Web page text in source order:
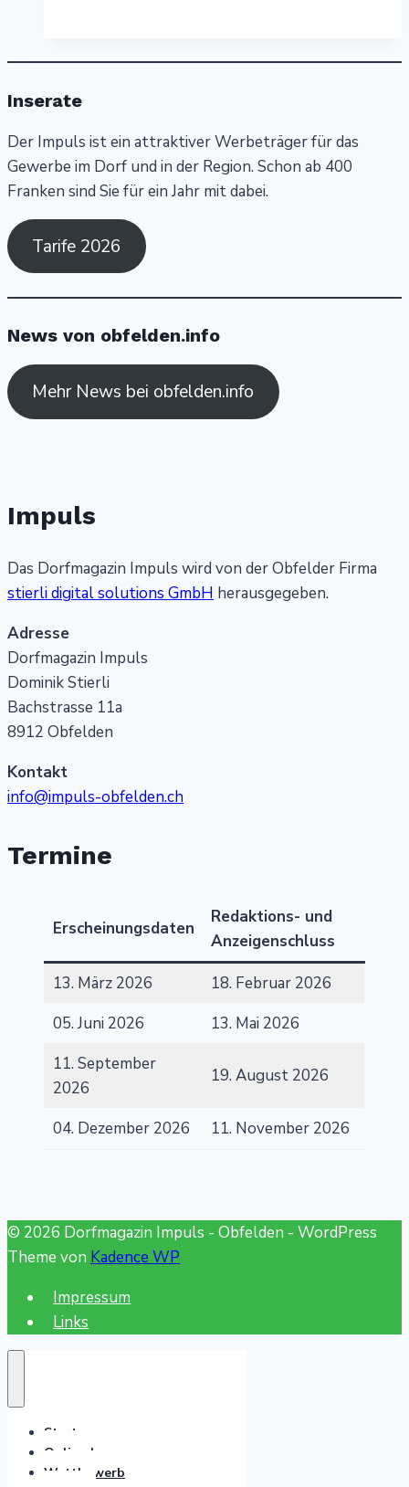
Inserate
Der Impuls ist ein attraktiver Werbeträger für das
Gewerbe im Dorf und in der Region. Schon ab 400
Franken sind Sie für ein Jahr mit dabei.
Tarife 2026
News von obfelden.info
Mehr News bei obfelden.info
Impuls
Das Dorfmagazin Impuls wird von der Obfelder Firma
stierli digital solutions GmbH herausgegeben.
Adresse
Dorfmagazin Impuls
Dominik Stierli
Bachstrasse 11a
8912 Obfelden
Kontakt
info@impuls-obfelden.ch
Termine
Erscheinungsdaten
Redaktions- und
Anzeigenschluss
13. März 2026
18. Februar 2026
05. Juni 2026
13. Mai 2026
11. September
2026
19. August 2026
04. Dezember 2026 11. November 2026
© 2026 Dorfmagazin Impuls - Obfelden - WordPress
Theme von Kadence WP
Impressum
Links
Start
Online lesen
Wettbewerb